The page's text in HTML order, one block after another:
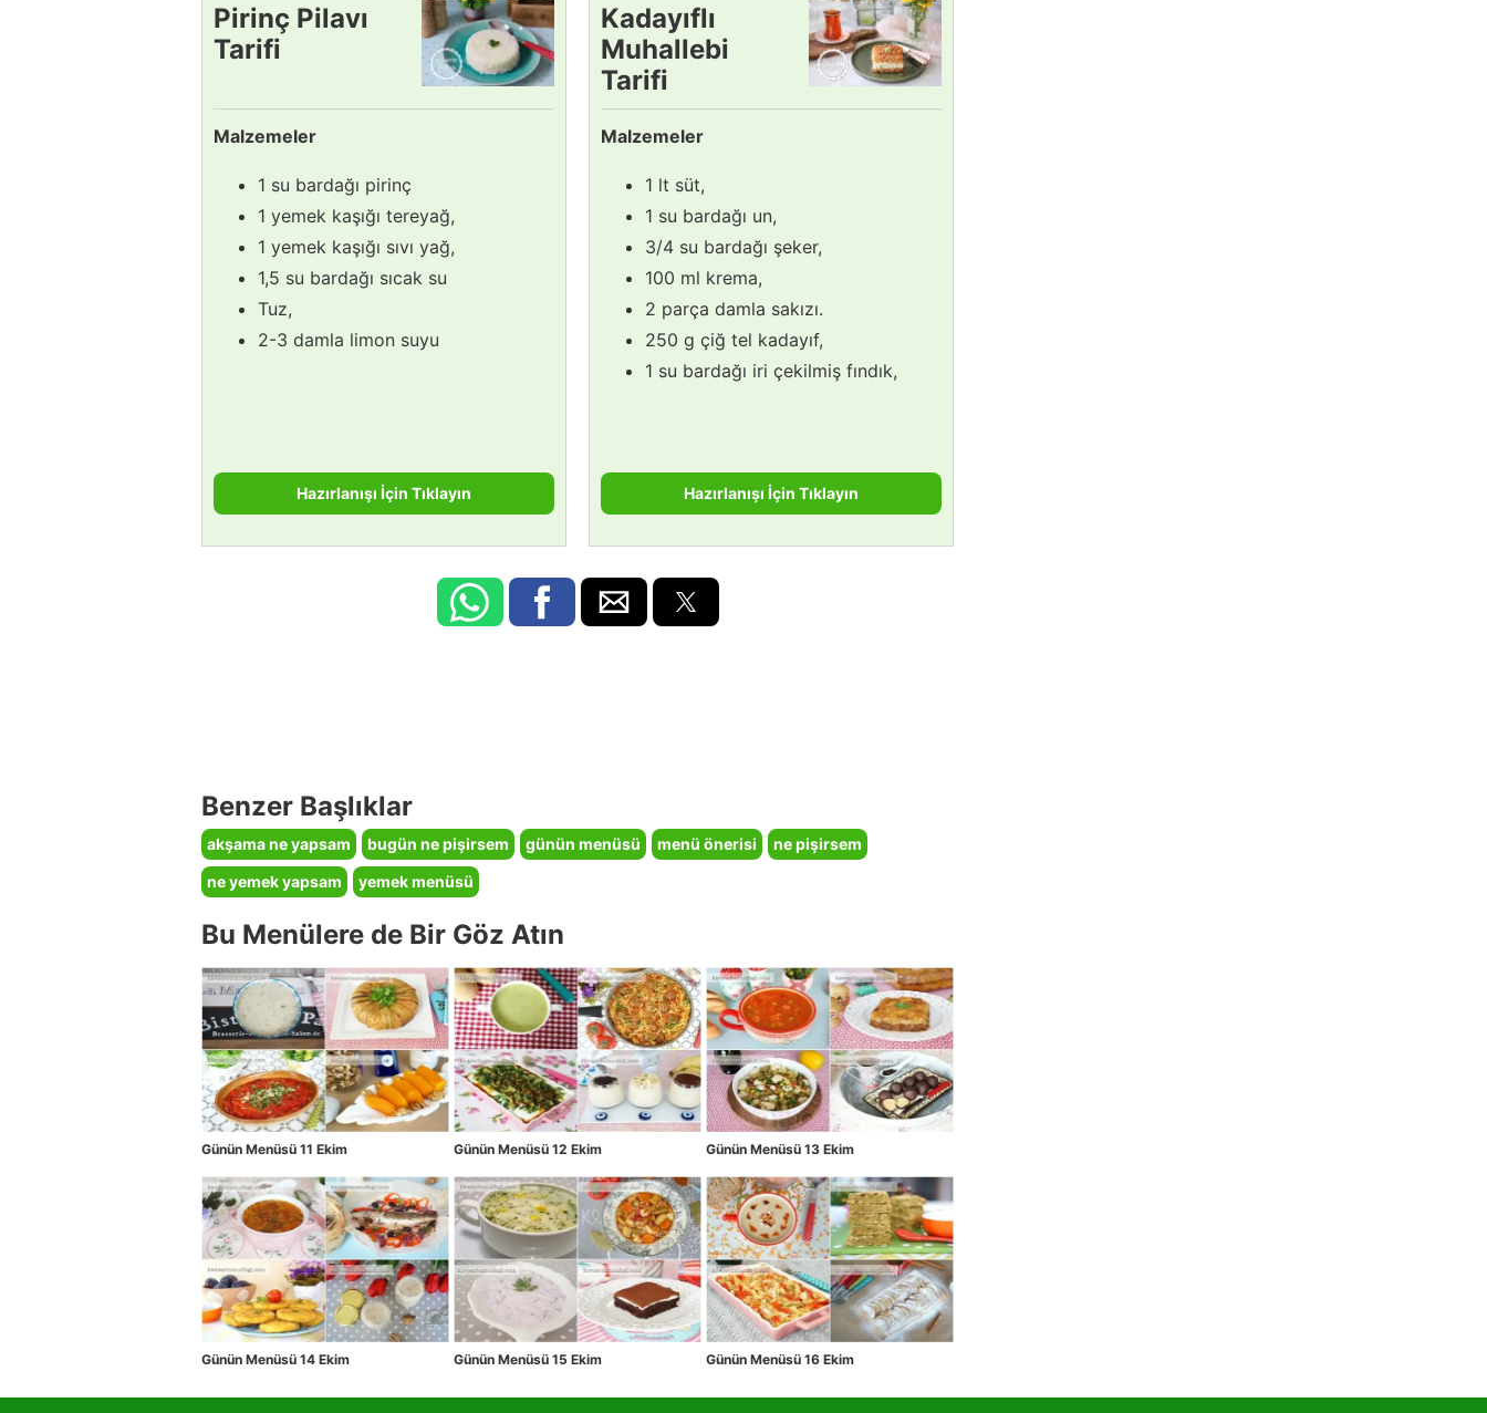
Pirinç Pilavı
Tarifi
Malzemeler
1 su bardağı pirinç
1 yemek kaşığı tereyağ,
1 yemek kaşığı sıvı yağ,
1,5 su bardağı sıcak su
Tuz,
2-3 damla limon suyu
Hazırlanışı İçin Tıklayın
Kadayıflı
Muhallebi
Tarifi
Malzemeler
1 lt süt,
1 su bardağı un,
3/4 su bardağı şeker,
100 ml krema,
2 parça damla sakızı.
250 g çiğ tel kadayıf,
1 su bardağı iri çekilmiş fındık,
Hazırlanışı İçin Tıklayın
Benzer Başlıklar
akşama ne yapsam bugün ne pişirsem günün menüsü menü önerisi
ne pişirsem
ne yemek yapsam
yemek menüsü
Bu Menülere de Bir Göz Atın
Günün Menüsü 11 Ekim Günün Menüsü 12 Ekim Günün Menüsü 13 Ekim
Günün Menüsü 14 Ekim Günün Menüsü 15 Ekim Günün Menüsü 16 Ekim